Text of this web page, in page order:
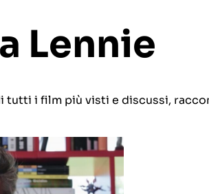
Lennie
tutti i film più visti e discussi,